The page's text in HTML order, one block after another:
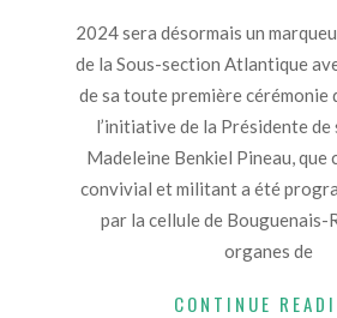
10
2024 sera désormais un
de la Sous-section Atlantique
de sa toute première cérémonie
l’initiative de la Présidente
Madeleine Benkiel Pineau, que
convivial et militant a été
par la cellule de Bouguenais-
organes de
CONTINUE